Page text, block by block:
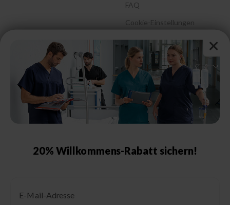
FAQ
Cookie-Einstellungen
Barrierefreiheitserklärung
Größenberatung &
Pflegehinweise
Größentabelle Damen
Größentabelle Schuhe
Pflegehinweise
20% Willkommens-Rabatt sichern!